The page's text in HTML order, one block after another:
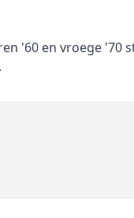
'60 en vroege '70